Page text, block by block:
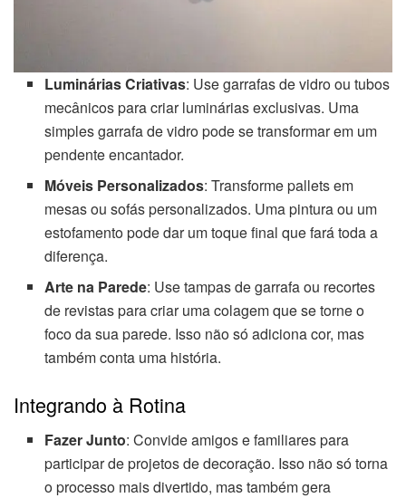
Luminárias Criativas: Use garrafas de vidro ou tubos
mecânicos para criar luminárias exclusivas. Uma
simples garrafa de vidro pode se transformar em um
pendente encantador.
Móveis Personalizados: Transforme pallets em
mesas ou sofás personalizados. Uma pintura ou um
estofamento pode dar um toque final que fará toda a
diferença.
Arte na Parede: Use tampas de garrafa ou recortes
de revistas para criar uma colagem que se torne o
foco da sua parede. Isso não só adiciona cor, mas
também conta uma história.
Integrando à Rotina
Fazer Junto: Convide amigos e familiares para
participar de projetos de decoração. Isso não só torna
o processo mais divertido, mas também gera